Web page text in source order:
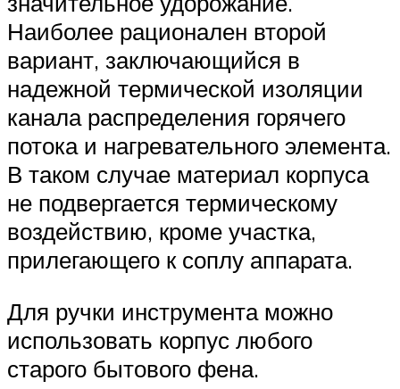
Наиболее рационален второй
вариант, заключающийся в
надежной термической изоляции
канала распределения горячего
потока и нагревательного элемента.
В таком случае материал корпуса
не подвергается термическому
воздействию, кроме участка,
прилегающего к соплу аппарата.
Для ручки инструмента можно
использовать корпус любого
старого бытового фена.